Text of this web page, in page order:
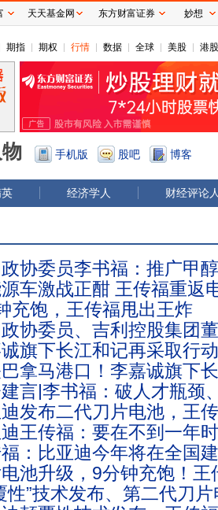
期指 期权 行情 数据 全球 美股 港股
手机版 股吧 博客
经济学人 财经评论
协委员李书福：推广甲
运示范走廊
车激战正酣 王传福重返
充饱，王传福甩出王炸
协委员、吉利控股集团
电动货车，加快设立“智
旗下长江和记再采取行
公司文件和材料
拿马港口！李嘉诚旗下
府没收港口公司文件和材
言|李书福：破人才瓶颈
助推产业民生协同发展
发布二代刀片电池，王
王传福：要在不到一年
国车企第一
：比亚迪今年将在全国
池升级，9分钟充饱！王
池
性”技术发布、第二代刀
天天基金网 东方财富证券 妙想